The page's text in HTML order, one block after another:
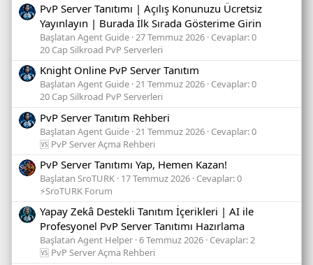
PvP Server Tanıtımı | Açılış Konunuzu Ücretsiz
Yayınlayın | Burada İlk Sırada Gösterime Girin
Başlatan Agent Guide 27 Temmuz 2026 Cevaplar: 0
20 Cap Silkroad PvP Serverleri
Knight Online PvP Server Tanıtım
Başlatan Agent Guide 21 Temmuz 2026 Cevaplar: 0
20 Cap Silkroad PvP Serverleri
PvP Server Tanıtım Rehberi
Başlatan Agent Guide 21 Temmuz 2026 Cevaplar: 0
🆚 PvP Server Açma Rehberi
PvP Server Tanıtımı Yap, Hemen Kazan!
Başlatan SroTURK 17 Temmuz 2026 Cevaplar: 0
⚡SroTURK Forum
Yapay Zekâ Destekli Tanıtım İçerikleri | AI ile
Profesyonel PvP Server Tanıtımı Hazırlama
Başlatan Agent Helper 6 Temmuz 2026 Cevaplar: 2
🆚 PvP Server Açma Rehberi